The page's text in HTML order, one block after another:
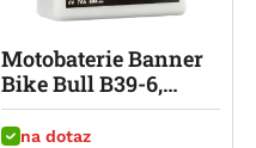
na dotaz
Motobaterie Banner
Bike Bull B39-6,
6V/7Ah